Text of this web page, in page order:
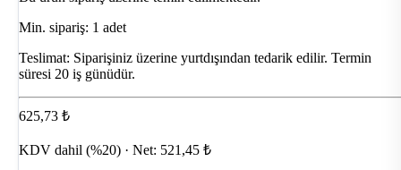
Min. sipariş: 1 adet
Teslimat: Siparişiniz üzerine yurtdışından tedarik edilir. Termin
süresi 20 iş günüdür.
625,73 ₺
KDV dahil (%20) · Net: 521,45 ₺